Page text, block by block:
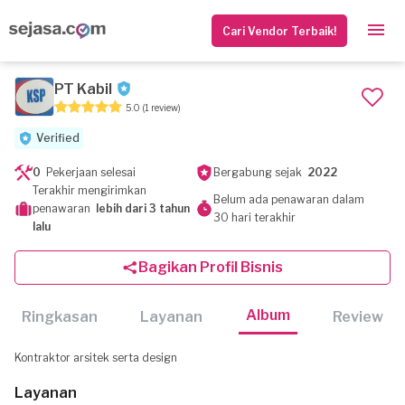
Cari Vendor Terbaik!
PT Kabil
5.0 (1 review)
Verified
0 Pekerjaan selesai Bergabung sejak 2022
Terakhir mengirimkan
penawaran
lebih dari 3 tahun
lalu
Belum ada penawaran dalam
30 hari terakhir
Bagikan Profil Bisnis
Ringkasan Layanan Album Review
Kontraktor arsitek serta design
Layanan